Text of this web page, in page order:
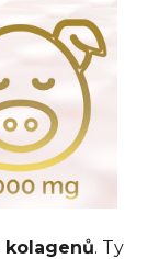
kolagenů. Ty